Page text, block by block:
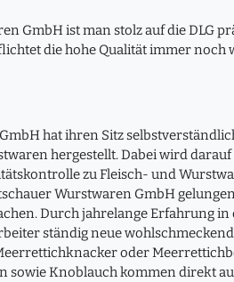
GmbH ist man stolz auf die DLG
die hohe Qualität immer noch
hat ihren Sitz
hergestellt. Dabei wird
zu Fleisch- und
Wurstwaren GmbH
Durch jahrelange Erfahrung
ständig neue
oder
sowie Knoblauch kommen direkt